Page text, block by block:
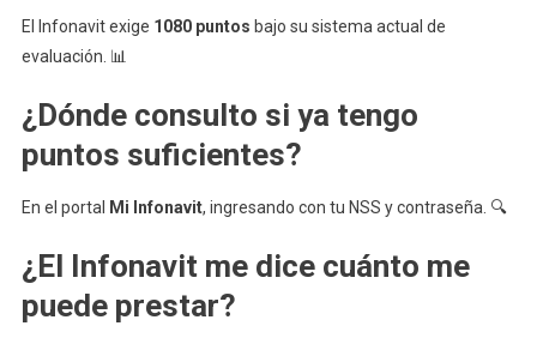
El Infonavit exige 1080 puntos bajo su sistema actual de
evaluación. 📊
¿Dónde consulto si ya tengo
puntos suficientes?
En el portal Mi Infonavit, ingresando con tu NSS y contraseña. 🔍
¿El Infonavit me dice cuánto me
puede prestar?